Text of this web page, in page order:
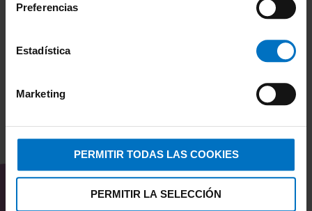
Preferencias
Estadística
Marketing
PERMITIR TODAS LAS COOKIES
PERMITIR LA SELECCIÓN
69,95 €
TAMBIÉN TE PUEDE
INTERESAR